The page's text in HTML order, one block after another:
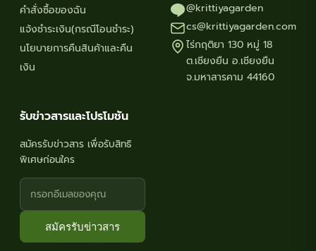
คำสั่งซื้อของฉัน
แจ้งชำระเงิน(กรณีโอนชำระ)
นโยบายการคืนสินค้าและคืน
เงิน
@krittiyagarden
cs@krittiyagarden.com
ไร่กฤติยา 130 หมู่ 18
ต.เชียงยืน อ.เชียงยืน
จ.มหาสารคาม 44160
รับข่าวสารและโปรโมชัน
สมัครรับข่าวสาร เพื่อรับสิทธิ
พิเศษก่อนใคร
สมัครรับข่าวสาร